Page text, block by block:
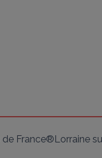
France®Lorraine